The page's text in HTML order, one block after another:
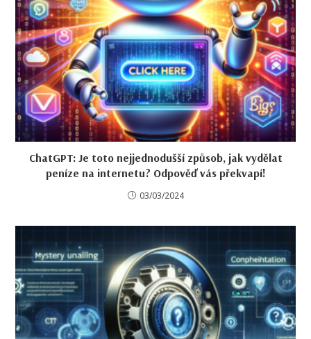
ChatGPT: Je toto nejjednodušší způsob, jak vydělat
peníze na internetu? Odpověď vás překvapí!
03/03/2024